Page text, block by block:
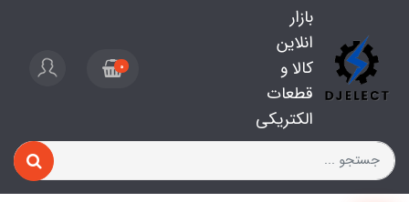
بازار
انلاین
کالا و
قطعات
الکتریکی
0